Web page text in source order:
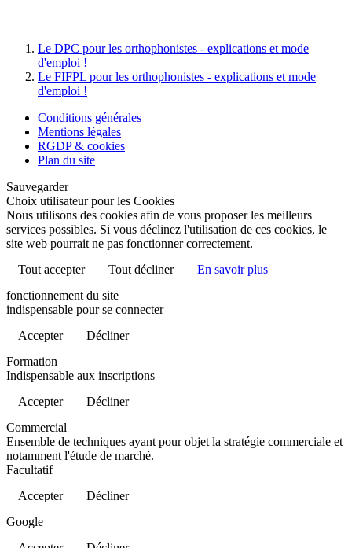
Le DPC pour les orthophonistes - explications et mode
d'emploi !
Le FIFPL pour les orthophonistes - explications et mode
d'emploi !
Conditions générales
Mentions légales
RGDP & cookies
Plan du site
Sauvegarder
Choix utilisateur pour les Cookies
Nous utilisons des cookies afin de vous proposer les meilleurs
services possibles. Si vous déclinez l'utilisation de ces cookies, le
site web pourrait ne pas fonctionner correctement.
Tout accepter
Tout décliner
En savoir plus
fonctionnement du site
indispensable pour se connecter
Accepter
Décliner
Formation
Indispensable aux inscriptions
Accepter
Décliner
Commercial
Ensemble de techniques ayant pour objet la stratégie commerciale et
notamment l'étude de marché.
Facultatif
Accepter
Décliner
Google